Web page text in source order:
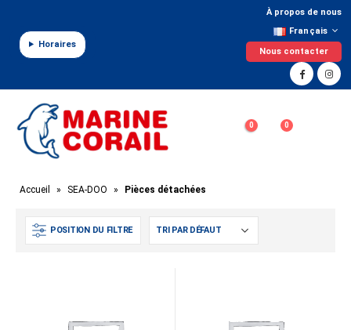
Horaires
À propos de nous
Français
Nous contacter
0 0
Accueil » SEA-DOO » Pièces détachées
POSITION DU FILTRE